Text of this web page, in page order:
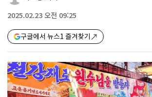
2025.02.23 오전 09:25
구글에서 뉴스1 즐겨찾기